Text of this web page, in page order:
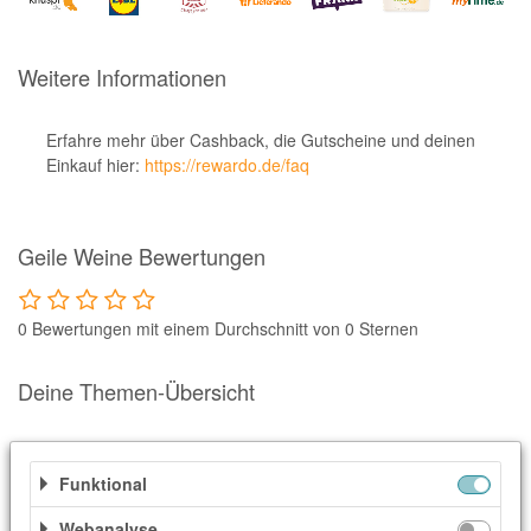
apodiscounter
OTTO Office
Udemy
Pets Deli
SNIPES
Click & Boat
XXXLutz
BADER
Weitere Informationen
Erfahre mehr über Cashback, die Gutscheine und deinen
Einkauf hier: https://rewardo.de/faq
Geile Weine Bewertungen
0 Bewertungen mit einem Durchschnitt von 0 Sternen
Deine Themen-Übersicht
Ähnliche Shops
Weitere Informationen
Funktional